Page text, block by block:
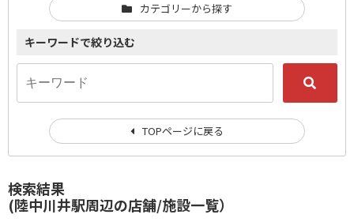
検索結果
(陸中川井駅周辺の店舗/施設一覧）
カテゴリーから探す
キーワードで絞り込む
TOPページに戻る